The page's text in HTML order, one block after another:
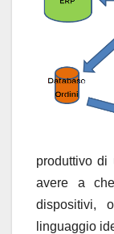
produttivo di
avere a
dispositivi,
linguaggio